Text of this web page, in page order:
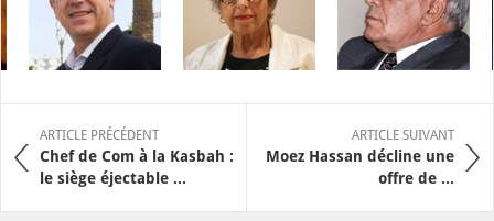
ARTICLE PRÉCÉDENT
Chef de Com à la Kasbah :
le siège éjectable ...
ARTICLE SUIVANT
Moez Hassan décline une
offre de ...